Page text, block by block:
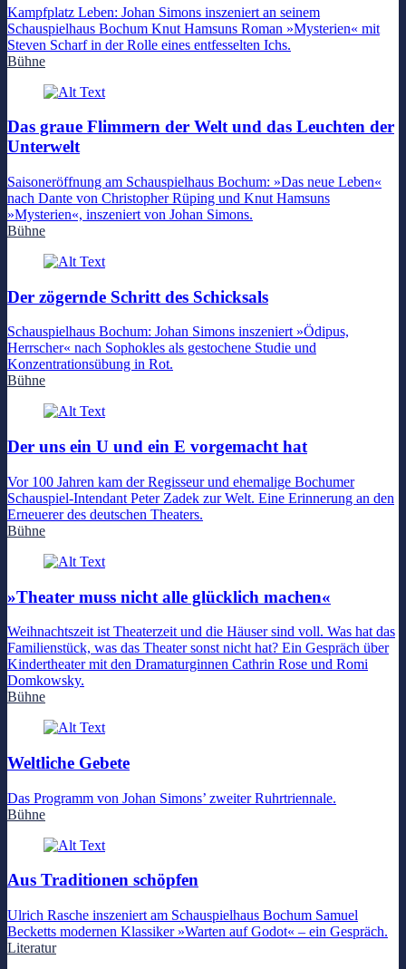
Kampfplatz Leben: Johan Simons inszeniert an seinem
Schauspielhaus Bochum Knut Hamsuns Roman »Mysterien« mit
Steven Scharf in der Rolle eines entfesselten Ichs.
Bühne
Das graue Flimmern der Welt und das Leuchten der
Unterwelt
Saisoneröffnung am Schauspielhaus Bochum: »Das neue Leben«
nach Dante von Christopher Rüping und Knut Hamsuns
»Mysterien«, inszeniert von Johan Simons.
Bühne
Der zögernde Schritt des Schicksals
Schauspielhaus Bochum: Johan Simons inszeniert »Ödipus,
Herrscher« nach Sophokles als gestochene Studie und
Konzentrationsübung in Rot.
Bühne
Der uns ein U und ein E vorgemacht hat
Vor 100 Jahren kam der Regisseur und ehemalige Bochumer
Schauspiel-Intendant Peter Zadek zur Welt. Eine Erinnerung an den
Erneuerer des deutschen Theaters.
Bühne
»Theater muss nicht alle glücklich machen«
Weihnachtszeit ist Theaterzeit und die Häuser sind voll. Was hat das
Familienstück, was das Theater sonst nicht hat? Ein Gespräch über
Kindertheater mit den Dramaturginnen Cathrin Rose und Romi
Domkowsky.
Bühne
Weltliche Gebete
Das Programm von Johan Simons’ zweiter Ruhrtriennale.
Bühne
Aus Traditionen schöpfen
Ulrich Rasche inszeniert am Schauspielhaus Bochum Samuel
Becketts modernen Klassiker »Warten auf Godot« – ein Gespräch.
Literatur